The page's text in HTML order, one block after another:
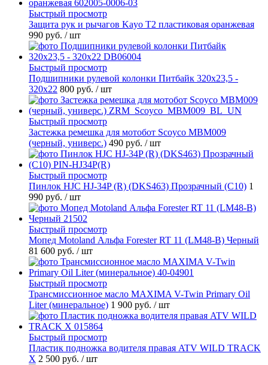
Быстрый просмотр
Защита рук и рычагов Kayo T2 пластиковая оранжевая
990 руб. / шт
Быстрый просмотр
Подшипники рулевой колонки Питбайк 320x23,5 -
320x22 800 руб. / шт
Быстрый просмотр
Застежка ремешка для мотобот Scoyco MBM009
(черный, универс.) 490 руб. / шт
Быстрый просмотр
Пинлок HJC HJ-34P (R) (DKS463) Прозрачный (C10) 1
990 руб. / шт
Быстрый просмотр
Мопед Motoland Альфа Forester RT 11 (LM48-B) Черный
81 600 руб. / шт
Быстрый просмотр
Трансмиссионное масло MAXIMA V-Twin Primary Oil
Liter (минеральное) 1 900 руб. / шт
Быстрый просмотр
Пластик подножка водителя правая ATV WILD TRACK
X 2 500 руб. / шт